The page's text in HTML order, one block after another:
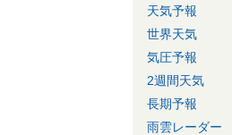
天気予報
世界天気
気圧予報
2週間天気
長期予報
雨雲レーダー